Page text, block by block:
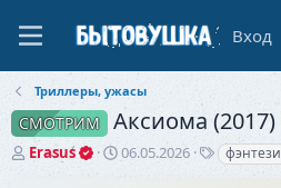
Вход
Триллеры, ужасы
СМОТРИМ Аксиома (2017)
А
Erasus
Д
06.05.2026
Тфэнтези